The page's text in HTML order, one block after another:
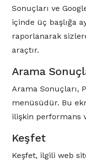
Sonuçları ve
içinde üç başlığa
raporlanarak
araçtır.
Arama
Arama Sonuçları,
menüsüdür. Bu
ilişkin performans
Keşfet
Keşfet, ilgili web